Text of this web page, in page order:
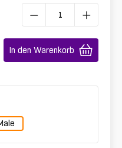
In den Warenkorb